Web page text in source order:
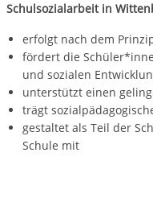
Schulsozialarbeit in
erfolgt nach dem
fördert die
und sozialen
unterstützt einen
trägt
gestaltet als Teil der
Schule mit